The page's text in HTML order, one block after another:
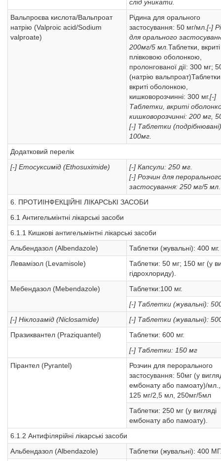
слід уникати.
Вальпроєва кислота/Вальпроат
натрію (Valproic acid/Sodium
valproate)
Рідина для орального
застосування: 50 мг/мл. [-]
для орального
200мг/5 мл. Таблетки, вкриті
плівковою оболонкою,
пролонгованої дії: 300 мг;
(натрію
вкриті оболонкою,
кишковорозчинні: 300 мг.[-]
Таблетки, вкриті
кишковорозчинні: 200 мг,
[-] Таблетки
100мг.
Додатковий перелік
[-] Етосуксимід (Ethosuximide)
[-] Капсули: 250 мг.
[-] Розчин для
застосування: 250 мг/5 мл.
6. ПРОТИІНФЕКЦІЙНІ ЛІКАРСЬКІ ЗАСОБИ
6.1 Антигельмінтні лікарські засоби
6.1.1 Кишкові антигельмінтні лікарські засоби
Альбендазол (Albendazole)
Таблетки (жувальні): 400 мг.
Левамізол (Levamisole)
Таблетки: 50 мг; 150 мг (у
гідрохлориду).
Мебендазол (Mebendazole)
Таблетки:100 мг.
[-] Таблетки (жувальні):
[-] Ніклозамід (Niclosamide)
[-] Таблетки (жувальні):
Празиквантел (Praziquantel)
Таблетки: 600 мг.
[-] Таблетки: 150 мг
Пірантел (Pyrantel)
Розчин для перорального
застосування: 50мг (у
ембонату або памоату)/мл.,
125 мг/2,5 мл, 250мг/5мл
Таблетки: 250 мг (у вигляді
ембонату або памоату).
6.1.2 Антифілярійні лікарські засоби
Альбендазол (Albendazole)
Таблетки (жувальні): 400